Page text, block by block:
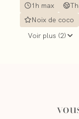
1h max
Noix de coco
Voir plus (2)